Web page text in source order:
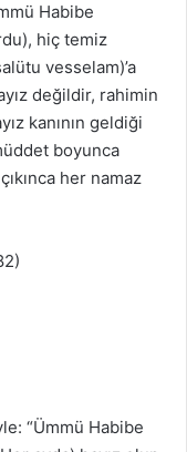
Habibe
hiç temiz
vesselam)’a
değildir, rahimin
kanının geldiği
boyunca
her namaz
“Ümmü Habibe